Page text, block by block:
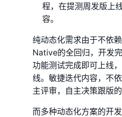
程，在提测周发版上
容。
纯动态化需求由于不依
Native的全回归，开发
功能测试完成即可上线
线。敏捷迭代内容，不
主评审，自主决策跟版的
而多种动态化方案的开